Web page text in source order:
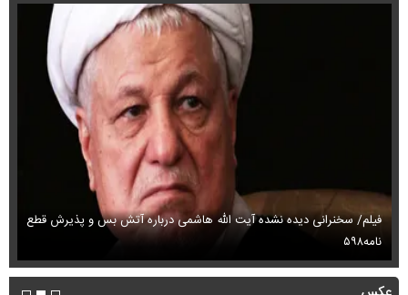
فیلم/ سخنرانی دیده نشده آیت الله هاشمی درباره آتش بس و پذیرش قطع
نامه۵۹۸